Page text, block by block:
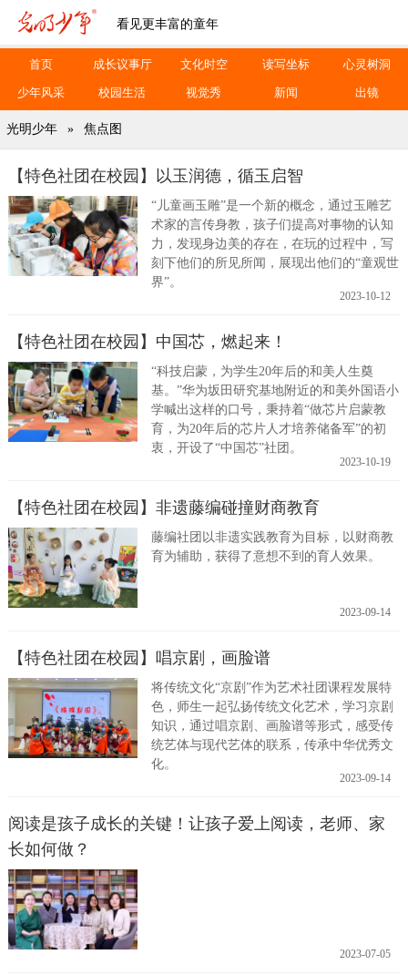
看见更丰富的童年
首页 成长议事厅 文化时空 读写坐标 心灵树洞
少年风采 校园生活 视觉秀 新闻 出镜
光明少年 » 焦点图
【特色社团在校园】以玉润德，循玉启智
“儿童画玉雕”是一个新的概念，通过玉雕艺
术家的言传身教，孩子们提高对事物的认知
力，发现身边美的存在，在玩的过程中，写
刻下他们的所见所闻，展现出他们的“童观世
界”。
2023-10-12
【特色社团在校园】中国芯，燃起来！
“科技启蒙，为学生20年后的和美人生奠
基。”华为坂田研究基地附近的和美外国语小
学喊出这样的口号，秉持着“做芯片启蒙教
育，为20年后的芯片人才培养储备军”的初
衷，开设了“中国芯”社团。
2023-10-19
【特色社团在校园】非遗藤编碰撞财商教育
藤编社团以非遗实践教育为目标，以财商教
育为辅助，获得了意想不到的育人效果。
2023-09-14
【特色社团在校园】唱京剧，画脸谱
将传统文化“京剧”作为艺术社团课程发展特
色，师生一起弘扬传统文化艺术，学习京剧
知识，通过唱京剧、画脸谱等形式，感受传
统艺体与现代艺体的联系，传承中华优秀文
化。
2023-09-14
阅读是孩子成长的关键！让孩子爱上阅读，老师、家
长如何做？
2023-07-05